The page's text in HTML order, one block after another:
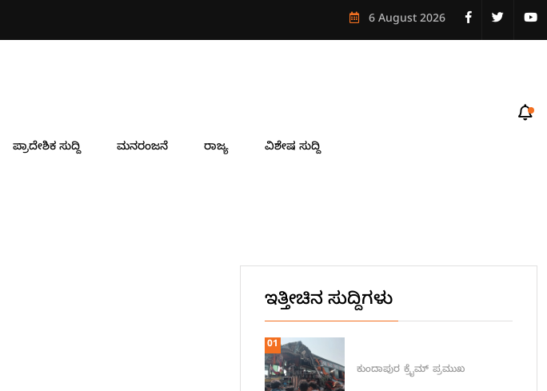
6 August 2026
ಪ್ರಾದೇಶಿಕ ಸುದ್ದಿ ಮನರಂಜನೆ ರಾಜ್ಯ ವಿಶೇಷ ಸುದ್ದಿ
ಇತ್ತೀಚಿನ ಸುದ್ದಿಗಳು
01
ಕುಂದಾಪುರ ಕ್ರೈಮ್ ಪ್ರಮುಖ